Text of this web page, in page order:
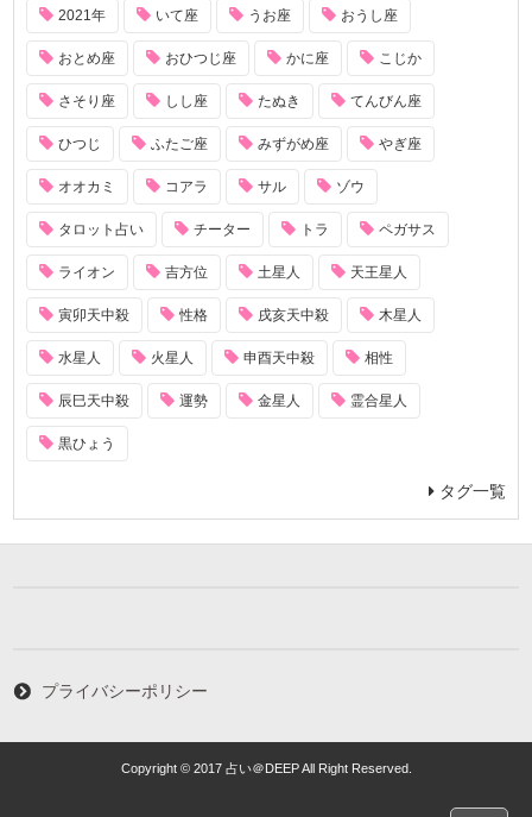
2021年 いて座 うお座 おうし座
おとめ座 おひつじ座 かに座 こじか
さそり座 しし座 たぬき てんびん座
ひつじ ふたご座 みずがめ座 やぎ座
オオカミ コアラ サル ゾウ
タロット占い チーター トラ ペガサス
ライオン 吉方位 土星人 天王星人
寅卯天中殺 性格 戌亥天中殺 木星人
水星人 火星人 申酉天中殺 相性
辰巳天中殺 運勢 金星人 霊合星人
黒ひょう
タグ一覧
プライバシーポリシー
Copyright © 2017 占い＠DEEP All Right Reserved.